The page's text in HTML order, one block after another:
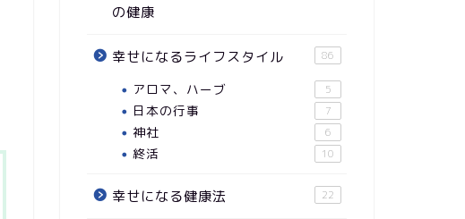
の健康
幸せになるライフスタイル 86
アロマ、ハーブ 5
日本の行事 7
神社 6
終活 10
幸せになる健康法 22